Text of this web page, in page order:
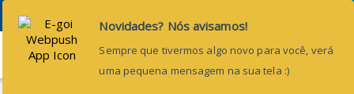
Menu
9 de fevereiro de 2018